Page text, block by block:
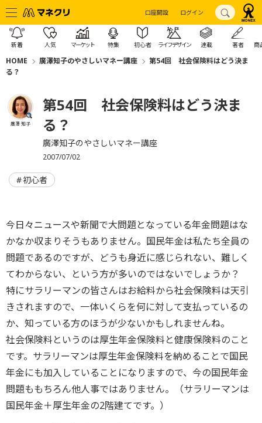
口座開設 ログイン
新着 人気 マーケット 特集 初心者 ライフデザイン 連載 著者 商
HOME 廣澤知子のやさしいマネー講座
第54回 社会保険料はどう決ま
る？
廣澤 知子
第54回 社会保険料はどう決ま
る？
廣澤知子のやさしいマネー講座
2007/07/02
初心者
今日々ニュースや新聞で大問題となっている年金問題はな
かなか収まりそうもありません。国民年金は私たち全員の
問題であるのですが、どうも身近に感じられない、難しく
てわからない、という方が多いのではないでしょうか？
特にサラリーマンの皆さんはお給料から社会保険料は天引
きされますので、一体いくらを何に対して支払っているの
か、知っている方のほうが少ないかもしれませんね。
社会保険料というのは厚生年金保険料と健康保険料のこと
です。サラリーマンは厚生年金保険料を納めることで国民
年金にも加入していることになりますので、今の国民年金
問題ももちろん他人事ではありません。（サラリーマンは
国民年金＋厚生年金の2階建てです。）